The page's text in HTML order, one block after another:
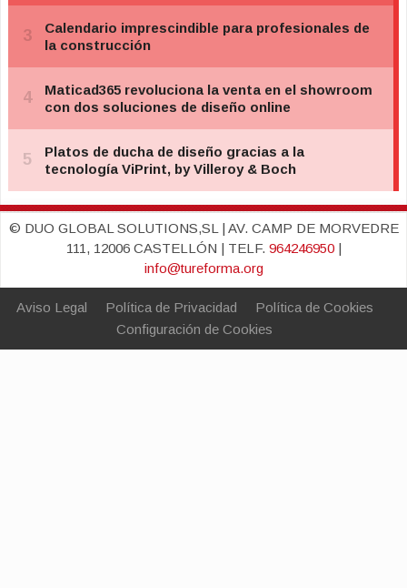
© DUO GLOBAL SOLUTIONS,SL | AV. CAMP DE MORVEDRE
111, 12006 CASTELLÓN | TELF. 964246950|
info@tureforma.org
Aviso Legal Política de Privacidad
Política de Cookies
Configuración de Cookies